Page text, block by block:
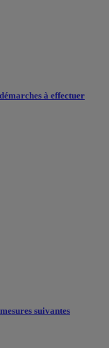
à effectuer
suivantes